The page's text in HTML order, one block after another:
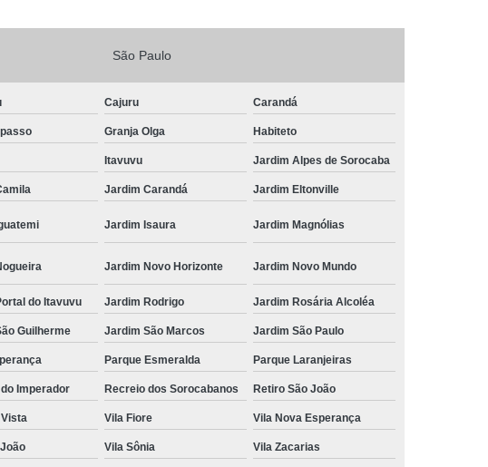
Porta
Fechadura Porta de Vidro
de Fechadura Adicional Sorocaba
de Fechadura de Porta com Segredo Sorocaba
de Fechadura Digital Zona Norte de Sorocaba
de Fechadura em Portão Sorocaba
Fechadura Portão Social Zona Norte de Sorocaba
Instalação de Fechadura Sorocaba
de Fechaduras em Portas Sorocaba
de Fechadura de Portão Sorocaba
Fechadura Miolo
Miolo de Fechadura
Miolo de Fechadura de Porta
de Porta de Madeira
Miolo de Fechadura de Portão
Porta de Alumínio
Miolo de Fechadura Tetra
São Paulo
Cajuru Carandá
Granja Olga Habiteto
Itavuvu Jardim Alpes de Sorocaba
Jardim Carandá Jardim Eltonville
Jardim Isaura Jardim Magnólias
Jardim Novo Horizonte Jardim Novo Mundo
do Itavuvu Jardim Rodrigo Jardim Rosária Alcoléa
Guilherme Jardim São Marcos Jardim São Paulo
Parque Esmeralda Parque Laranjeiras
Imperador Recreio dos Sorocabanos Retiro São João
Vila Fiore Vila Nova Esperança
Vila Sônia Vila Zacarias